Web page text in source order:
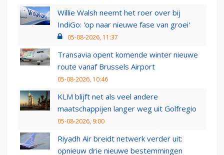
Willie Walsh neemt het roer over bij
IndiGo: 'op naar nieuwe fase van groei'
05-08-2026, 11:37
Transavia opent komende winter nieuwe
route vanaf Brussels Airport
05-08-2026, 10:46
KLM blijft net als veel andere
maatschappijen langer weg uit Golfregio
05-08-2026, 9:00
Riyadh Air breidt netwerk verder uit:
opnieuw drie nieuwe bestemmingen